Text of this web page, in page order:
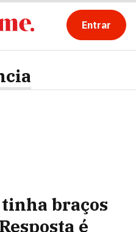
Entrar
braços
é